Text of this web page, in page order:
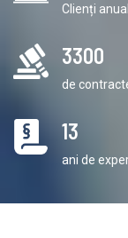
Clienți anual
3300
de
13
ani de